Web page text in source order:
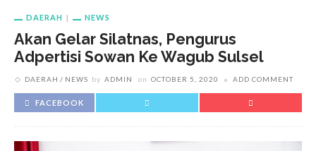
DAERAH NEWS
Akan Gelar Silatnas, Pengurus
Adpertisi Sowan Ke Wagub Sulsel
DAERAH NEWS by ADMIN on OCTOBER 5, 2020 ADD COMMENT
FACEBOOK